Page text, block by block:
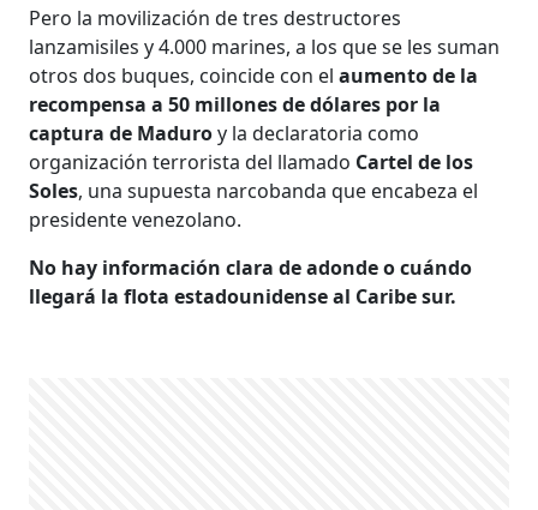
Pero la movilización de tres destructores
lanzamisiles y 4.000 marines, a los que se les suman
otros dos buques, coincide con elaumento de la
recompensa a 50 millones de dólares por la
captura de Maduroy la declaratoria como
organización terrorista del llamado Cartel de los
Soles, una supuesta narcobanda que encabeza el
presidente venezolano.
No hay información clara de adonde o cuándo
llegará la flota estadounidense al Caribe sur.